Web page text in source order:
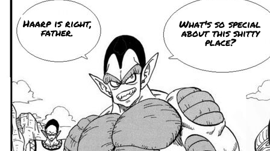
Haarp is right,
father.
What's so special
about this shitty
place?